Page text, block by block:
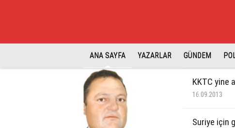
ANA SAYFA YAZARLAR GÜNDEM
KKTC yine
16.09.2013
Suriye için